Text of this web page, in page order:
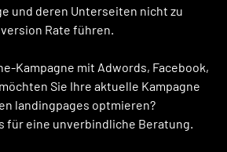
und deren Unterseiten nicht zu
Rate führen.
Kampagne mit Adwords, Facebook,
Sie Ihre aktuelle Kampagne
landingpages optmieren?
für eine unverbindliche Beratung.